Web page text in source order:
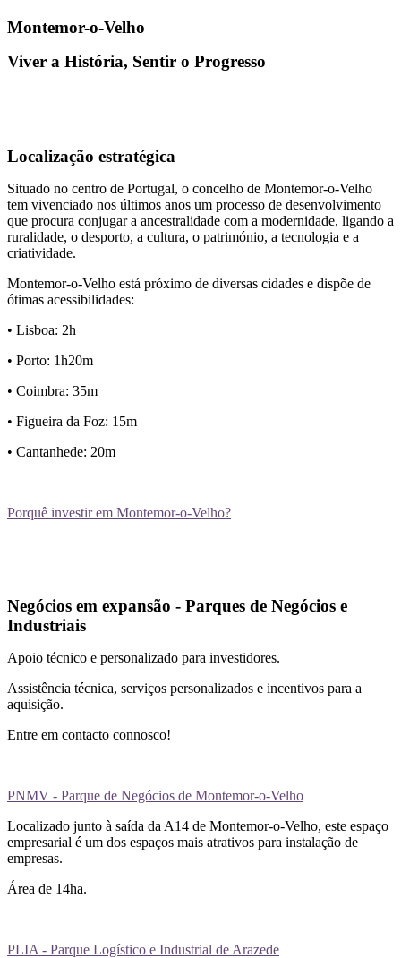
Montemor-o-Velho
Viver a História, Sentir o Progresso
Localização estratégica
Situado no centro de Portugal, o concelho de Montemor-o-Velho
tem vivenciado nos últimos anos um processo de desenvolvimento
que procura conjugar a ancestralidade com a modernidade, ligando a
ruralidade, o desporto, a cultura, o património, a tecnologia e a
criatividade.
Montemor-o-Velho está próximo de diversas cidades e dispõe de
ótimas acessibilidades:
• Lisboa: 2h
• Porto: 1h20m
• Coimbra: 35m
• Figueira da Foz: 15m
• Cantanhede: 20m
Porquê investir em Montemor-o-Velho?
Negócios em expansão - Parques de Negócios e
Industriais
Apoio técnico e personalizado para investidores.
Assistência técnica, serviços personalizados e incentivos para a
aquisição.
Entre em contacto connosco!
PNMV - Parque de Negócios de Montemor-o-Velho
Localizado junto à saída da A14 de Montemor-o-Velho, este espaço
empresarial é um dos espaços mais atrativos para instalação de
empresas.
Área de 14ha.
PLIA - Parque Logístico e Industrial de Arazede